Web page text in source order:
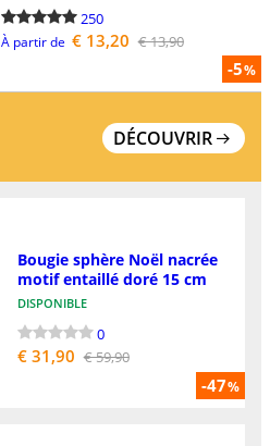
-5%
250
À partir de € 13,20 € 13,90
DÉCOUVRIR
-47%
Bougie sphère Noël nacrée
motif entaillé doré 15 cm
DISPONIBLE
0
€ 31,90 € 59,90